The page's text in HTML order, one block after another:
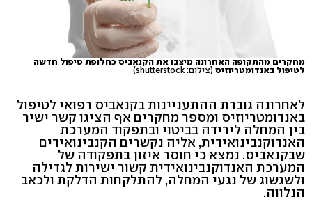
מחקרים מהתקופה האחרונה מיצבו את הקנאביס כחלופת טיפול חדשה
לטיפול באנדומטריוזיס (צילום: shutterstock)
לאחרונה גוברת ההתעניינות בקנאביס רפואי לטיפול
באנדומטריוזיס ומספר מחקרים אף הציגו קשר ישיר
בין המחלה לירידה בביטוי ובתפקוד המערכת
האנדוקנבינואידית, אליה נקשרים הקנבינואידים
שבקנאביס. נמצא כי חוסר איזון בתפקודה של
המערכת האנדוקנבינואידית קשור ישירות לגדילה
ולשגשוג של נגעי המחלה, להתלקחות הדלקת ולכאב
הנלווה.